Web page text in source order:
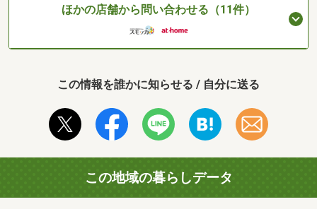
ほかの店舗から問い合わせる（11件）
この情報を誰かに知らせる / 自分に送る
この地域の暮らしデータ